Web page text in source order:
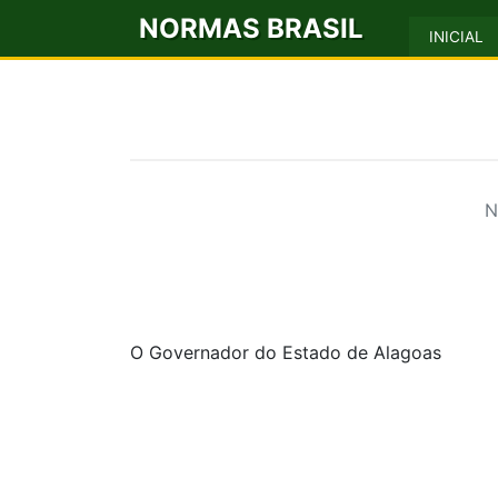
NORMAS BRASIL INICIAL
O Governador do Estado de Alagoas